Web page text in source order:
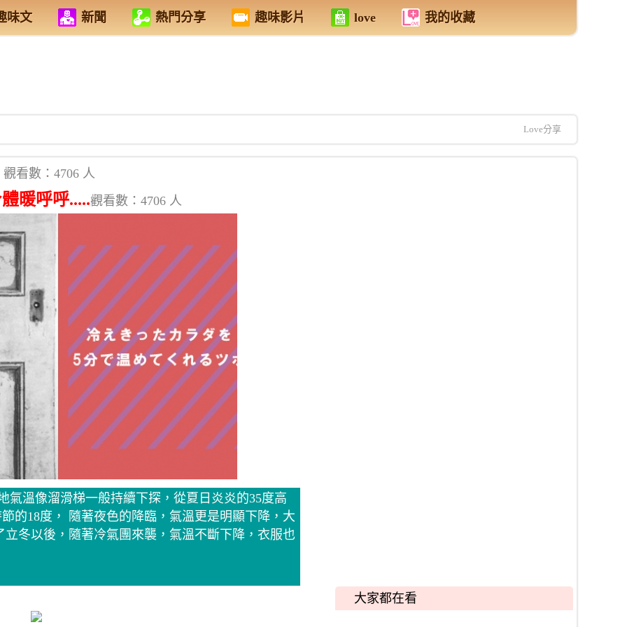
味文 新聞 熱門分享 趣味影片 love 我的收藏
Love分享
觀看數：4706 人
暖呼呼.....觀看數：4706 人
氣溫像溜滑梯一般持續下探，從夏日炎炎的35度高
的18度， 隨著夜色的降臨，氣溫更是明顯下降，大
冬以後，隨著冷氣團來襲，氣溫不斷下降，衣服也
大家都在看